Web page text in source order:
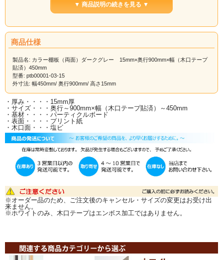
▼ 商品説明の続きを見る ▼
商品仕様
製品名: カラー棚板（両面）ダークグレー 15mm×奥行900mm×幅（木口テープ
貼済）450mm
型番: ptb00001-03-15
外寸法: 幅450mm/ 奥行900mm/ 高さ15mm
・厚み・・・・15mm厚
・サイズ・・・奥行～900mm×幅（木口テープ貼済）～450mm
・基材・・・・パーティクルボード
・表面・・・・プリント紙
・木口面・・・塩ビ
※オーダー品のため、ご注文後のキャンセル・サイズの変更はお受け出
来ません。
※ホワイトのみ、木口テープはエンボス加工ではありません。